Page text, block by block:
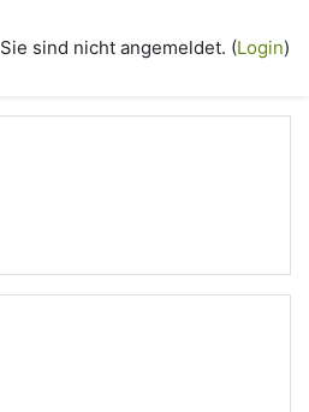
Sie sind nicht angemeldet. (Login)